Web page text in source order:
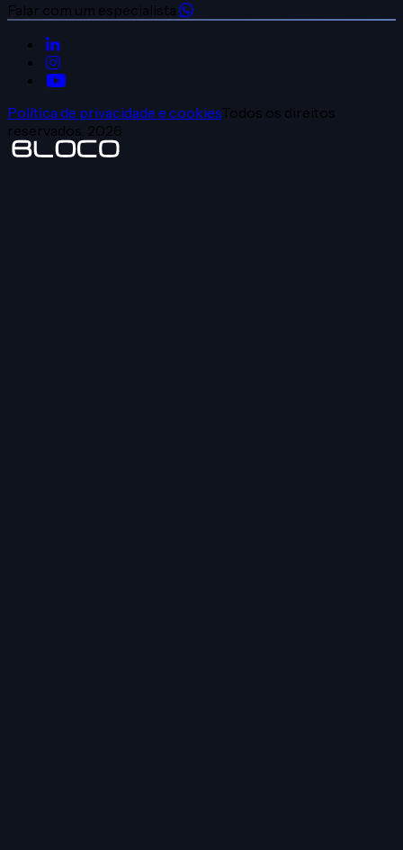
Falar com um especialista
Política de privacidade e cookiesTodos os direitos
reservados. 2026